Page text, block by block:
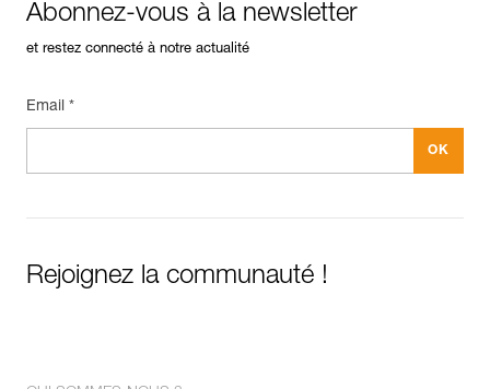
Abonnez-vous à la newsletter
et restez connecté à notre actualité
Email *
Rejoignez la communauté !